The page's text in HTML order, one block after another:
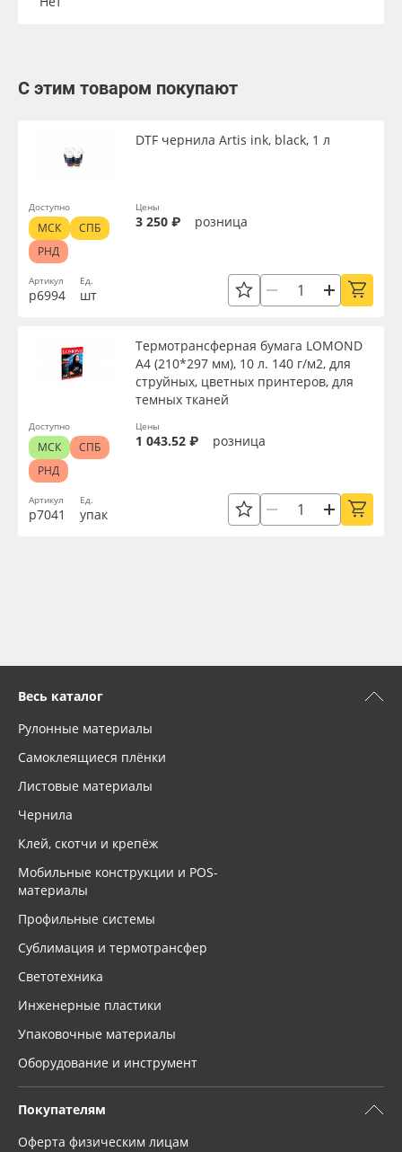
С этим товаром покупают
Артикул
р6994
DTF чернила Artis ink, black, 1 л
Ед.
шт
Цены
3 250 ₽ розница
Доступно
МСК
СПБ
РНД
Артикул
р7041
Термотрансферная бумага LOMOND
А4 (210*297 мм), 10 л. 140 г/м2, для
струйных, цветных принтеров, для
темных тканей
Ед.
упак
Цены
1 043.52 ₽ розница
Доступно
МСК
СПБ
РНД
Весь каталог
Рулонные материалы
Самоклеящиеся плёнки
Листовые материалы
Чернила
Клей, скотчи и крепёж
Мобильные конструкции и POS-
материалы
Профильные системы
Сублимация и термотрансфер
Светотехника
Инженерные пластики
Упаковочные материалы
Оборудование и инструмент
Покупателям
Оферта физическим лицам